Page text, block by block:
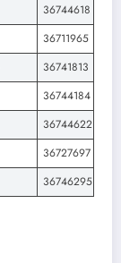
36744618
36711965
36741813
36744184
36744622
36727697
36746295